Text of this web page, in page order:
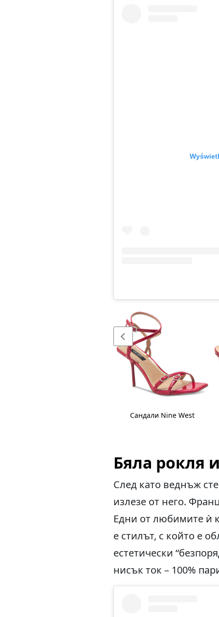
Сандали Nine West
Бяла рокля
След като веднъж
излезе от него.
Едни от любимите ѝ
е стилът, с който е
естетически
нисък ток – 100%